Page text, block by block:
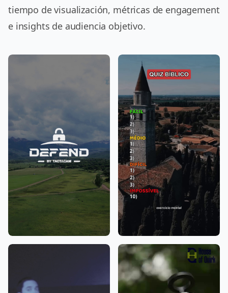
tiempo de visualización, métricas de engagement
e insights de audiencia objetivo.